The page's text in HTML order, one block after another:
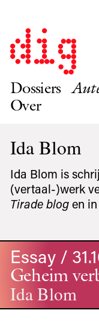
Dossiers
Over
Ida Blom
Ida Blom is
(vertaal-)werk
Tirade blogen in
Essay /
Geheim
Ida Blom